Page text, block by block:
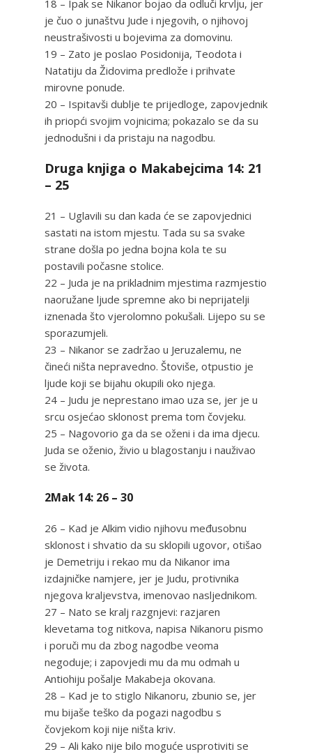
18 – Ipak se Nikanor bojao da odluči krvlju, jer
je čuo o junaštvu Jude i njegovih, o njihovoj
neustrašivosti u bojevima za domovinu.
19 – Zato je poslao Posidonija, Teodota i
Natatiju da Židovima predlože i prihvate
mirovne ponude.
20 – Ispitavši dublje te prijedloge, zapovjednik
ih priopći svojim vojnicima; pokazalo se da su
jednodušni i da pristaju na nagodbu.
Druga knjiga o Makabejcima 14: 21
– 25
21 – Uglavili su dan kada će se zapovjednici
sastati na istom mjestu. Tada su sa svake
strane došla po jedna bojna kola te su
postavili počasne stolice.
22 – Juda je na prikladnim mjestima razmjestio
naoružane ljude spremne ako bi neprijatelji
iznenada što vjerolomno pokušali. Lijepo su se
sporazumjeli.
23 – Nikanor se zadržao u Jeruzalemu, ne
čineći ništa nepravedno. Štoviše, otpustio je
ljude koji se bijahu okupili oko njega.
24 – Judu je neprestano imao uza se, jer je u
srcu osjećao sklonost prema tom čovjeku.
25 – Nagovorio ga da se oženi i da ima djecu.
Juda se oženio, živio u blagostanju i nauživao
se života.
2Mak 14: 26 – 30
26 – Kad je Alkim vidio njihovu međusobnu
sklonost i shvatio da su sklopili ugovor, otišao
je Demetriju i rekao mu da Nikanor ima
izdajničke namjere, jer je Judu, protivnika
njegova kraljevstva, imenovao nasljednikom.
27 – Nato se kralj razgnjevi: razjaren
klevetama tog nitkova, napisa Nikanoru pismo
i poruči mu da zbog nagodbe veoma
negoduje; i zapovjedi mu da mu odmah u
Antiohiju pošalje Makabeja okovana.
28 – Kad je to stiglo Nikanoru, zbunio se, jer
mu bijaše teško da pogazi nagodbu s
čovjekom koji nije ništa kriv.
29 – Ali kako nije bilo moguće usprotiviti se